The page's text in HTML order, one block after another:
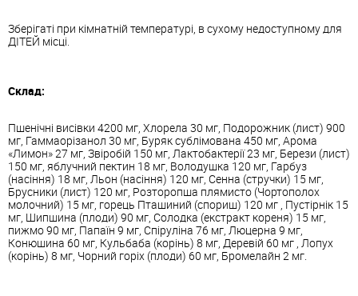
Зберігаті при кімнатній температурі, в сухому недоступному для
ДІТЕЙ місці.
Склад:
Пшенічні висівки 4200 мг, Хлорела 30 мг, Подорожник (лист) 900
мг, Гаммаорізанол 30 мг, Буряк сублімована 450 мг, Арома
«Лимон» 27 мг, Звіробій 150 мг, Лактобактерії 23 мг, Берези (лист)
150 мг, яблучний пектин 18 мг, Володушка 120 мг, Гарбуз
(насіння) 18 мг, Льон (насіння) 120 мг, Сенна (стручки) 15 мг,
Брусники (лист) 120 мг, Розторопша плямисто (Чортополох
молочний) 15 мг, горець Пташиний (спориш) 120 мг , Пустірнік 15
мг, Шипшина (плоди) 90 мг, Солодка (екстракт кореня) 15 мг,
пижмо 90 мг, Папаїн 9 мг, Спіруліна 76 мг, Люцерна 9 мг,
Конюшина 60 мг, Кульбаба (корінь) 8 мг, Деревій 60 мг , Лопух
(корінь) 8 мг, Чорний горіх (плоди) 60 мг, Бромелайн 2 мг.